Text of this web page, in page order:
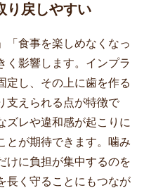
り戻しやすい
「食事を楽しめなくなっ
く影響します。インプラ
定し、その上に歯を作る
支えられる点が特徴で
ズレや違和感が起こりに
とが期待できます。噛み
けに負担が集中するのを
長く守ることにもつなが